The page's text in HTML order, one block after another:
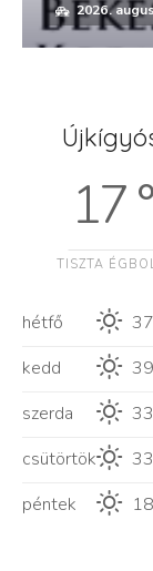
2026.
17 °
TISZTA
hétfő
kedd
szerda
csütörtök
péntek